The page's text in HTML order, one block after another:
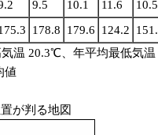
9.5 10.1 11.6 10.5
178.8 179.6 124.2
温 20.3℃、年平均最低気
値
が判る地図